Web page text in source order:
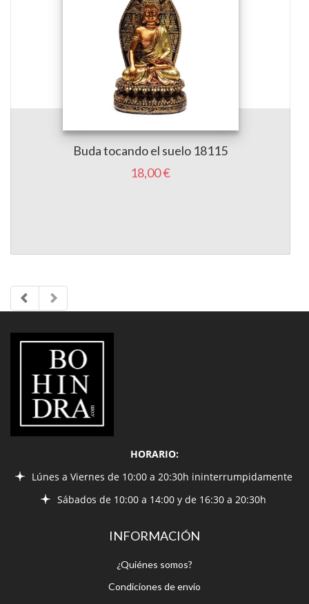
Buda tocando el suelo 18115
18,00 €
LIBRERÍA
BOHINDRA
Lúnes a Viernes de 10:00 a 20:30h ininterrumpidamente
INFORMACIÓN
¿Quiénes somos?
Condiciones de envío